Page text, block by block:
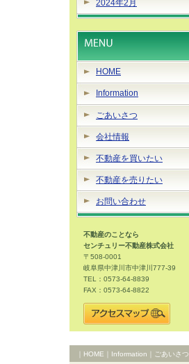
2024年2月
HOME
Information
ごあいさつ
会社情報
不動産を買いたい
不動産を売りたい
お問い合わせ
不動産のことなら
センチュリー不動産株式会社
〒508-0001
岐阜県中津川市中津川777-39
TEL：0573-64-8839
FAX：0573-64-8822
HOME Information ごあいさつ